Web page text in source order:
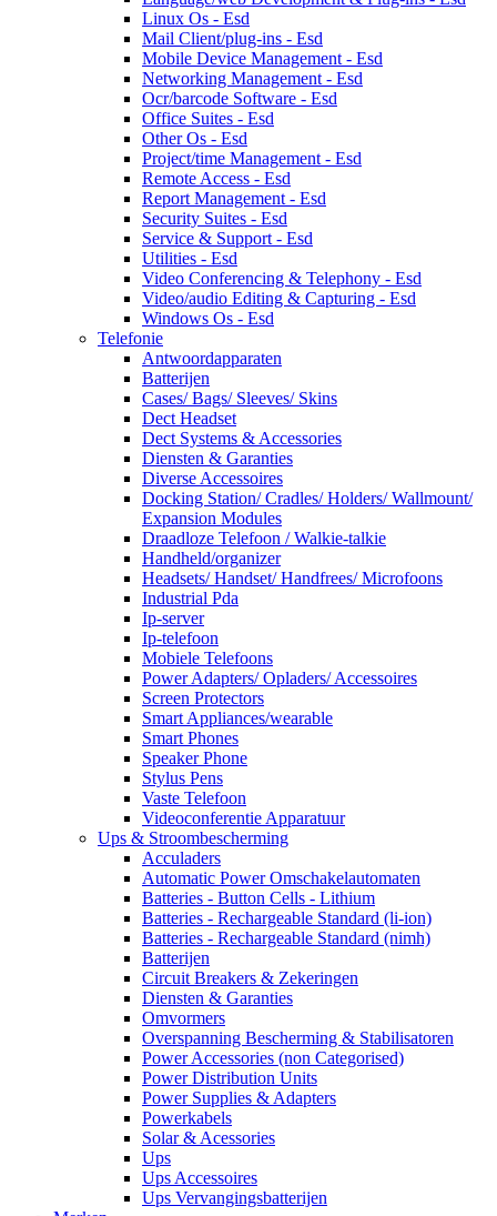
Linux Os - Esd
Mail Client/plug-ins - Esd
Mobile Device Management - Esd
Networking Management - Esd
Ocr/barcode Software - Esd
Office Suites - Esd
Other Os - Esd
Project/time Management - Esd
Remote Access - Esd
Report Management - Esd
Security Suites - Esd
Service & Support - Esd
Utilities - Esd
Video Conferencing & Telephony - Esd
Video/audio Editing & Capturing - Esd
Windows Os - Esd
Telefonie
Antwoordapparaten
Batterijen
Cases/ Bags/ Sleeves/ Skins
Dect Headset
Dect Systems & Accessories
Diensten & Garanties
Diverse Accessoires
Docking Station/ Cradles/ Holders/ Wallmount/
Expansion Modules
Draadloze Telefoon / Walkie-talkie
Handheld/organizer
Headsets/ Handset/ Handfrees/ Microfoons
Industrial Pda
Ip-server
Ip-telefoon
Mobiele Telefoons
Power Adapters/ Opladers/ Accessoires
Screen Protectors
Smart Appliances/wearable
Smart Phones
Speaker Phone
Stylus Pens
Vaste Telefoon
Videoconferentie Apparatuur
Ups & Stroombescherming
Acculaders
Automatic Power Omschakelautomaten
Batteries - Button Cells - Lithium
Batteries - Rechargeable Standard (li-ion)
Batteries - Rechargeable Standard (nimh)
Batterijen
Circuit Breakers & Zekeringen
Diensten & Garanties
Omvormers
Overspanning Bescherming & Stabilisatoren
Power Accessories (non Categorised)
Power Distribution Units
Power Supplies & Adapters
Powerkabels
Solar & Acessories
Ups
Ups Accessoires
Ups Vervangingsbatterijen